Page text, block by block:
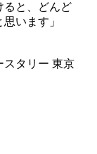
ると、どんど
います」
スタリー 東京